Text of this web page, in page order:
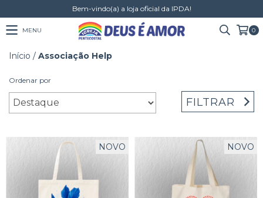
Bem-vindo(a) a loja oficial da IPDA!
MENU 0
Início / Associação Help
Ordenar por
FILTRAR
NOVO NOVO